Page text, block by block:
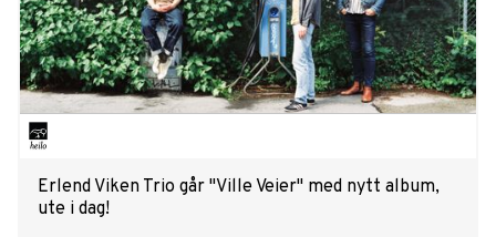
Erlend Viken Trio går "Ville Veier" med nytt album,
ute i dag!